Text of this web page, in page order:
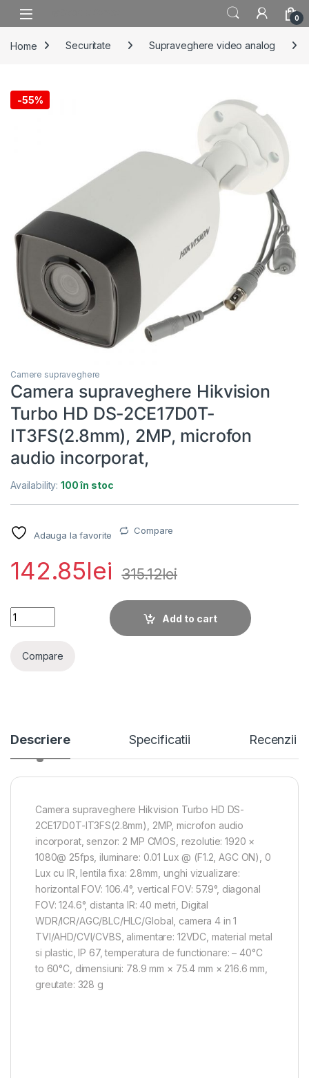
Skip to navigation
Skip to content
0
Home Securitate Supraveghere video analog
-55%
Camere supraveghere
Camera supraveghere Hikvision
Turbo HD DS-2CE17D0T-
IT3FS(2.8mm), 2MP, microfon
audio incorporat,
Availability:100 în stoc
Adauga la favorite Compare
142.85lei 315.12lei
Camera supraveghere Hikvision Turbo HD DS-2CE17D0T-
Add to cart
Compare
Descriere Specificatii Recenzii
Camera supraveghere Hikvision Turbo HD DS-
2CE17D0T-IT3FS(2.8mm), 2MP, microfon audio
incorporat, senzor: 2 MP CMOS, rezolutie: 1920 ×
1080@ 25fps, iluminare: 0.01 Lux @ (F1.2, AGC ON), 0
Lux cu IR, lentila fixa: 2.8mm, unghi vizualizare:
horizontal FOV: 106.4°, vertical FOV: 57.9°, diagonal
FOV: 124.6°, distanta IR: 40 metri, Digital
WDR/ICR/AGC/BLC/HLC/Global, camera 4 in 1
TVI/AHD/CVI/CVBS, alimentare: 12VDC, material metal
si plastic, IP 67, temperatura de functionare: – 40°C
to 60°C, dimensiuni: 78.9 mm × 75.4 mm × 216.6 mm,
greutate: 328 g